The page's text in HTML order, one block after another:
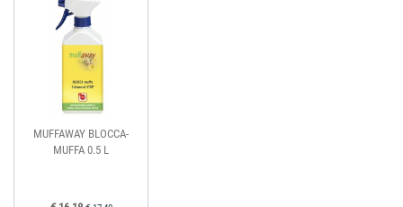
MUFFAWAY BLOCCA-
MUFFA 0.5 L